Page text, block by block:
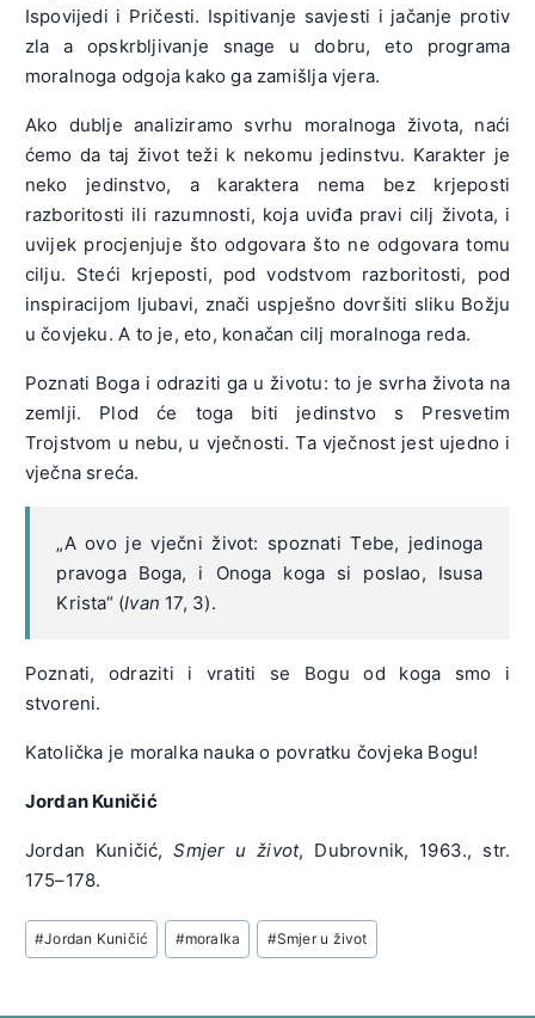
Ispovijedi i Pričesti. Ispitivanje savjesti i jačanje protiv
zla a opskrbljivanje snage u dobru, eto programa
moralnoga odgoja kako ga zamišlja vjera.
Ako dublje analiziramo svrhu moralnoga života, naći
ćemo da taj život teži k nekomu jedinstvu. Karakter je
neko jedinstvo, a karaktera nema bez krjeposti
razboritosti ili razumnosti, koja uviđa pravi cilj života, i
uvijek procjenjuje što odgovara što ne odgovara tomu
cilju. Steći krjeposti, pod vodstvom razboritosti, pod
inspiracijom ljubavi, znači uspješno dovršiti sliku Božju
u čovjeku. A to je, eto, konačan cilj moralnoga reda.
Poznati Boga i odraziti ga u životu: to je svrha života na
zemlji. Plod će toga biti jedinstvo s Presvetim
Trojstvom u nebu, u vječnosti. Ta vječnost jest ujedno i
vječna sreća.
„A ovo je vječni život: spoznati Tebe, jedinoga
pravoga Boga, i Onoga koga si poslao, Isusa
Krista“ (Ivan 17, 3).
Poznati, odraziti i vratiti se Bogu od koga smo i
stvoreni.
Katolička je moralka nauka o povratku čovjeka Bogu!
Jordan Kuničić
Jordan Kuničić,Smjer u život, Dubrovnik, 1963., str.
175–178.
Post
Tags:
#Jordan Kuničić #moralka #Smjer u život